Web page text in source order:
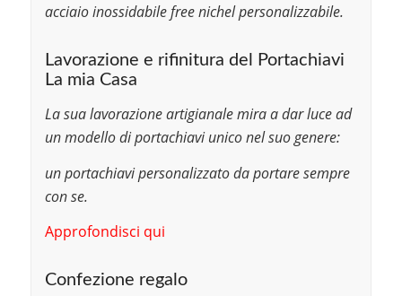
acciaio inossidabile free nichel personalizzabile.
Lavorazione e rifinitura del Portachiavi
La mia Casa
La sua lavorazione artigianale mira a dar luce ad
un modello di portachiavi unico nel suo genere:
un portachiavi personalizzato da portare sempre
con se.
Approfondisci qui
Confezione regalo